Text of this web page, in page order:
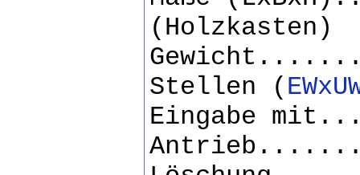
(Holzkasten)
Stellen (
Eingabe